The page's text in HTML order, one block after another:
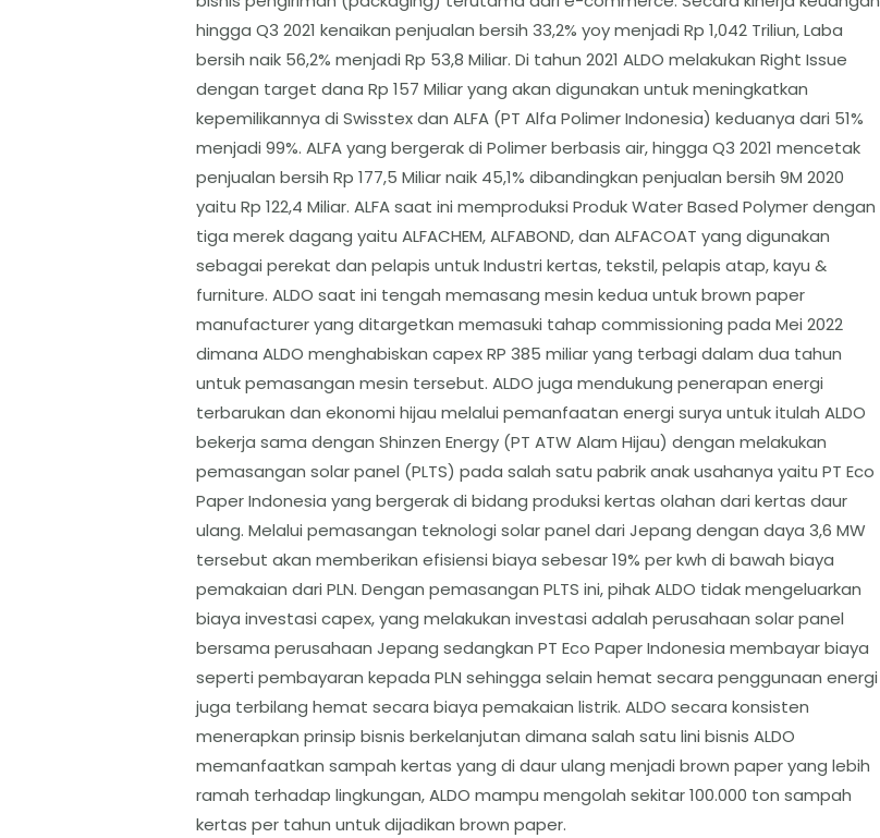
hingga Q3 2021 kenaikan penjualan bersih 33,2% yoy menjadi Rp 1,042 Triliun, Laba
bersih naik 56,2% menjadi Rp 53,8 Miliar. Di tahun 2021 ALDO melakukan Right Issue
dengan target dana Rp 157 Miliar yang akan digunakan untuk meningkatkan
kepemilikannya di Swisstex dan ALFA (PT Alfa Polimer Indonesia) keduanya dari 51%
menjadi 99%. ALFA yang bergerak di Polimer berbasis air, hingga Q3 2021 mencetak
penjualan bersih Rp 177,5 Miliar naik 45,1% dibandingkan penjualan bersih 9M 2020
yaitu Rp 122,4 Miliar. ALFA saat ini memproduksi Produk Water Based Polymer dengan
tiga merek dagang yaitu ALFACHEM, ALFABOND, dan ALFACOAT yang digunakan
sebagai perekat dan pelapis untuk Industri kertas, tekstil, pelapis atap, kayu &
furniture. ALDO saat ini tengah memasang mesin kedua untuk brown paper
manufacturer yang ditargetkan memasuki tahap commissioning pada Mei 2022
dimana ALDO menghabiskan capex RP 385 miliar yang terbagi dalam dua tahun
untuk pemasangan mesin tersebut. ALDO juga mendukung penerapan energi
terbarukan dan ekonomi hijau melalui pemanfaatan energi surya untuk itulah ALDO
bekerja sama dengan Shinzen Energy (PT ATW Alam Hijau) dengan melakukan
pemasangan solar panel (PLTS) pada salah satu pabrik anak usahanya yaitu PT Eco
Paper Indonesia yang bergerak di bidang produksi kertas olahan dari kertas daur
ulang. Melalui pemasangan teknologi solar panel dari Jepang dengan daya 3,6 MW
tersebut akan memberikan efisiensi biaya sebesar 19% per kwh di bawah biaya
pemakaian dari PLN. Dengan pemasangan PLTS ini, pihak ALDO tidak mengeluarkan
biaya investasi capex, yang melakukan investasi adalah perusahaan solar panel
bersama perusahaan Jepang sedangkan PT Eco Paper Indonesia membayar biaya
seperti pembayaran kepada PLN sehingga selain hemat secara penggunaan energi
juga terbilang hemat secara biaya pemakaian listrik. ALDO secara konsisten
menerapkan prinsip bisnis berkelanjutan dimana salah satu lini bisnis ALDO
memanfaatkan sampah kertas yang di daur ulang menjadi brown paper yang lebih
ramah terhadap lingkungan, ALDO mampu mengolah sekitar 100.000 ton sampah
kertas per tahun untuk dijadikan brown paper.